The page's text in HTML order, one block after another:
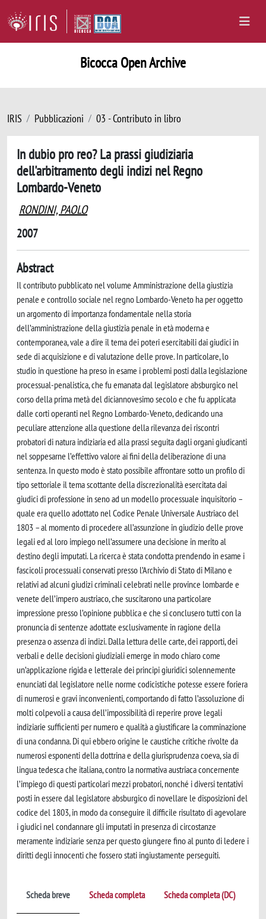
Bicocca Open Archive
IRIS Pubblicazioni 03 - Contributo in libro
In dubio pro reo? La prassi giudiziaria
dell'arbitramento degli indizi nel Regno
Lombardo-Veneto
RONDINI, PAOLO
2007
Abstract
Il contributo pubblicato nel volume Amministrazione della giustizia
penale e controllo sociale nel regno Lombardo-Veneto ha per oggetto
un argomento di importanza fondamentale nella storia
dell’amministrazione della giustizia penale in età moderna e
contemporanea, vale a dire il tema dei poteri esercitabili dai giudici in
sede di acquisizione e di valutazione delle prove. In particolare, lo
studio in questione ha preso in esame i problemi posti dalla legislazione
processual-penalistica, che fu emanata dal legislatore absburgico nel
corso della prima metà del diciannovesimo secolo e che fu applicata
dalle corti operanti nel Regno Lombardo-Veneto, dedicando una
peculiare attenzione alla questione della rilevanza dei riscontri
probatori di natura indiziaria ed alla prassi seguita dagli organi giudicanti
nel soppesarne l’effettivo valore ai fini della deliberazione di una
sentenza. In questo modo è stato possibile affrontare sotto un profilo di
tipo settoriale il tema scottante della discrezionalità esercitata dai
giudici di professione in seno ad un modello processuale inquisitorio –
quale era quello adottato nel Codice Penale Universale Austriaco del
1803 – al momento di procedere all’assunzione in giudizio delle prove
legali ed al loro impiego nell’assumere una decisione in merito al
destino degli imputati. La ricerca è stata condotta prendendo in esame i
fascicoli processuali conservati presso l’Archivio di Stato di Milano e
relativi ad alcuni giudizi criminali celebrati nelle province lombarde e
venete dell’impero austriaco, che suscitarono una particolare
impressione presso l’opinione pubblica e che si conclusero tutti con la
pronuncia di sentenze adottate esclusivamente in ragione della
presenza o assenza di indizi. Dalla lettura delle carte, dei rapporti, dei
verbali e delle decisioni giudiziali emerge in modo chiaro come
un’applicazione rigida e letterale dei principi giuridici solennemente
enunciati dal legislatore nelle norme codicistiche potesse essere foriera
di numerosi e gravi inconvenienti, comportando di fatto l’assoluzione di
molti colpevoli a causa dell’impossibilità di reperire prove legali
indiziarie sufficienti per numero e qualità a giustificare la comminazione
di una condanna. Di qui ebbero origine le caustiche critiche rivolte da
numerosi esponenti della dottrina e della giurisprudenza coeva, sia di
lingua tedesca che italiana, contro la normativa austriaca concernente
l’impiego di questi particolari mezzi probatori, nonché i diversi tentativi
posti in essere dal legislatore absburgico di novellare le disposizioni del
codice del 1803, in modo da conseguire il difficile risultato di agevolare
i giudici nel condannare gli imputati in presenza di circostanze
meramente indiziarie senza per questo giungere fino al punto di ledere i
diritti degli innocenti che fossero stati ingiustamente perseguiti.
Scheda breve Scheda completa Scheda completa (DC)